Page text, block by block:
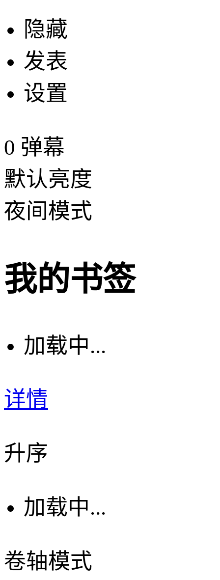
隐藏
发表
设置
0 弹幕
默认亮度
夜间模式
我的书签
加载中...
详情
升序
加载中...
卷轴模式